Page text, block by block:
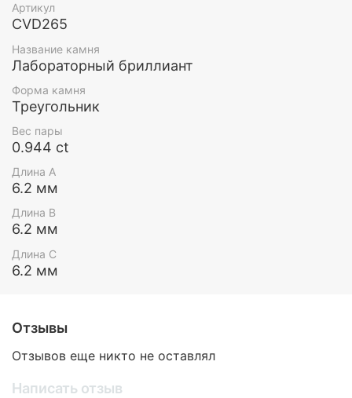
Артикул
CVD265
Название камня
Лабораторный бриллиант
Форма камня
Треугольник
Вес пары
0.944 ct
Длина А
6.2 мм
Длина В
6.2 мм
Длина С
6.2 мм
Отзывы
Отзывов еще никто не оставлял
Написать отзыв